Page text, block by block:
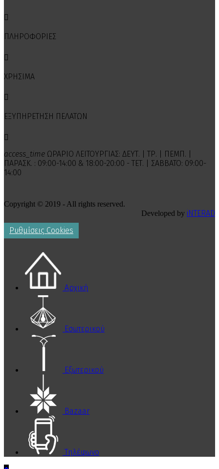

ΠΛΗΡΟΦΟΡΙΕΣ

ΧΡΗΣΙΜΑ

ΕΞΥΠΗΡΕΤΗΣΗ ΠΕΛΑΤΩΝ

access_time ΩΡΑΡΙΟ ΛΕΙΤΟΥΡΓΙΑΣ: ΔΕΥΤ. | ΤΡ. | ΠΕΜΠ. |
ΠΑΡΑΣΚ. : 09:00-14:00 & 18:00-20:00 - ΤΕΤ. | ΣΑΒΒΑΤΟ: 09:00-
14:00
Copyright © 2019 - All rights reserved.
Developed by iNTERAD
Ρυθμίσεις Cookies
Αρχική
Εσωτερικού
Εξωτερικού
Bazaar
Τηλέφωνο